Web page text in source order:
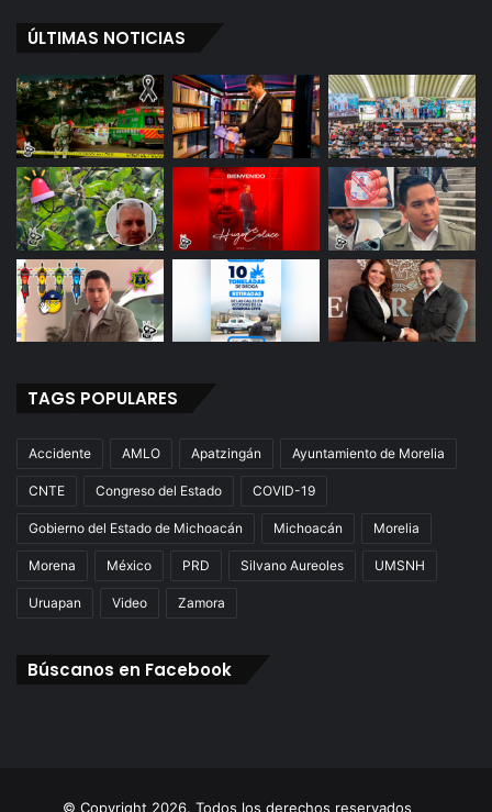
ÚLTIMAS NOTICIAS
TAGS POPULARES
Accidente AMLO Apatzingán Ayuntamiento de Morelia
CNTE Congreso del Estado COVID-19
Gobierno del Estado de Michoacán Michoacán Morelia
Morena México PRD Silvano Aureoles UMSNH
Uruapan Video Zamora
Búscanos en Facebook
© Copyright 2026. Todos los derechos reservados